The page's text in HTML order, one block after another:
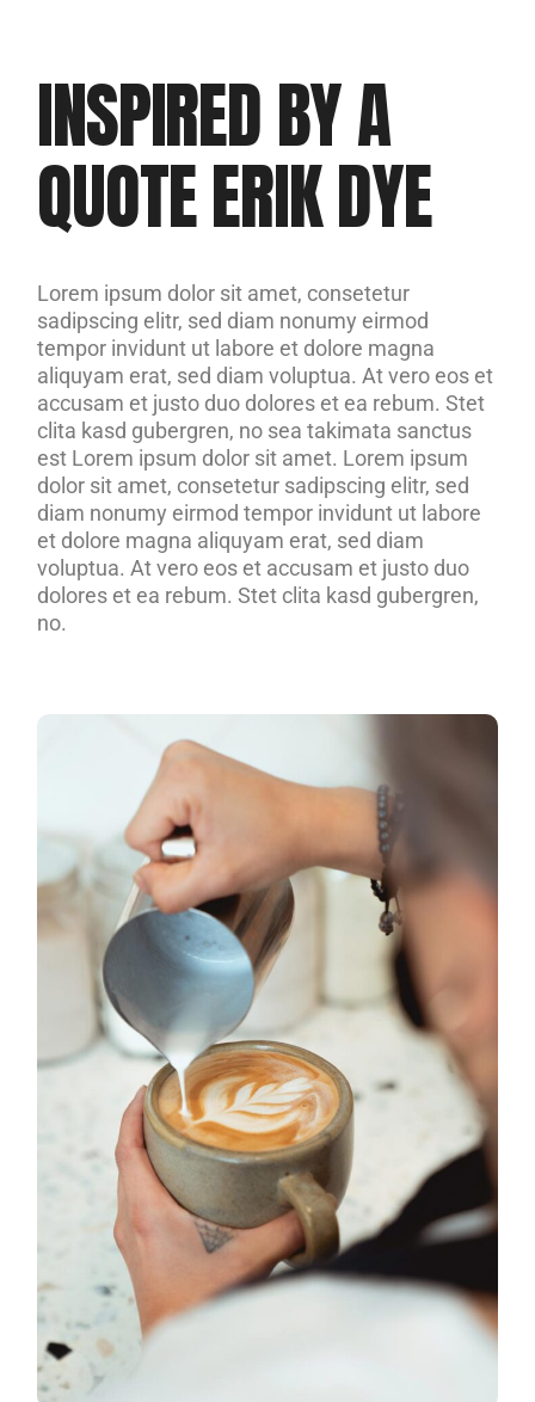
INSPIRED BY A
QUOTE ERIK DYE
Lorem ipsum dolor sit amet, consetetur
sadipscing elitr, sed diam nonumy eirmod
tempor invidunt ut labore et dolore magna
aliquyam erat, sed diam voluptua. At vero eos et
accusam et justo duo dolores et ea rebum. Stet
clita kasd gubergren, no sea takimata sanctus
est Lorem ipsum dolor sit amet. Lorem ipsum
dolor sit amet, consetetur sadipscing elitr, sed
diam nonumy eirmod tempor invidunt ut labore
et dolore magna aliquyam erat, sed diam
voluptua. At vero eos et accusam et justo duo
dolores et ea rebum. Stet clita kasd gubergren,
no.